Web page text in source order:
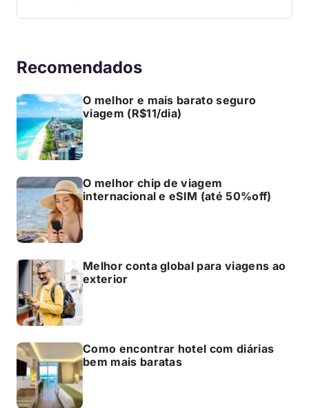
Recomendados
O melhor e mais barato seguro
viagem (R$11/dia)
O melhor chip de viagem
internacional e eSIM (até 50%off)
Melhor conta global para viagens ao
exterior
Como encontrar hotel com diárias
bem mais baratas